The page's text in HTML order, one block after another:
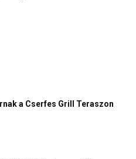
a Cserfes Grill Teraszon